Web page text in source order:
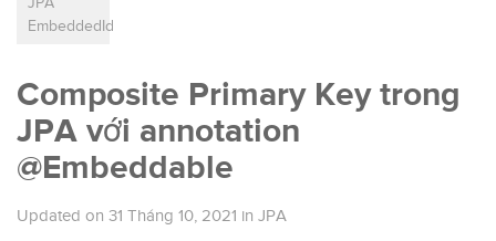
EmbeddedId
Composite Primary Key trong
JPA với annotation
@Embeddable
Updated on 31 Tháng 10, 2021 in JPA